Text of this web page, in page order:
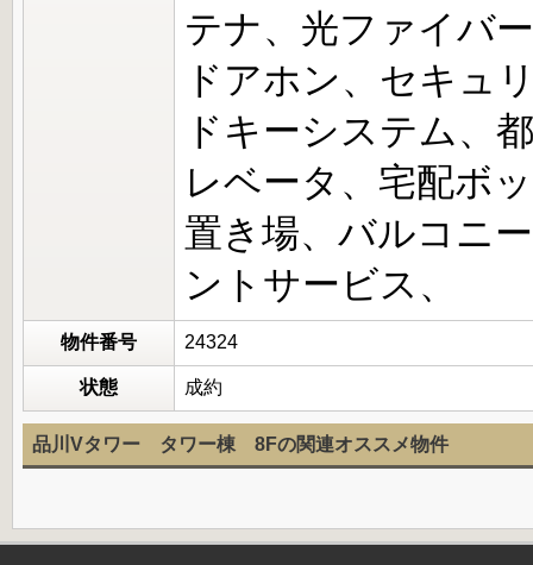
テナ、光ファイバ
ドアホン、セキュ
ドキーシステム、
レベータ、宅配ボ
置き場、バルコニ
ントサービス、
物件番号 24324
状態 成約
品川Vタワー タワー棟 8Fの関連オススメ物件